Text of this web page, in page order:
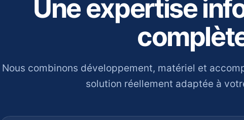
Une expertise
Nous combinons développement, matériel et
solution réellement adaptée à